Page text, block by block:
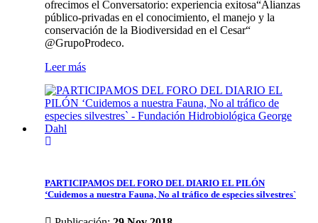
ofrecimos el Conversatorio: experiencia exitosa“Alianzas
público-privadas en el conocimiento, el manejo y la
conservación de la Biodiversidad en el Cesar“
@GrupoProdeco.
Leer más
PARTICIPAMOS DEL FORO DEL DIARIO EL PILÓN
‘Cuidemos a nuestra Fauna, No al tráfico de especies silvestres`